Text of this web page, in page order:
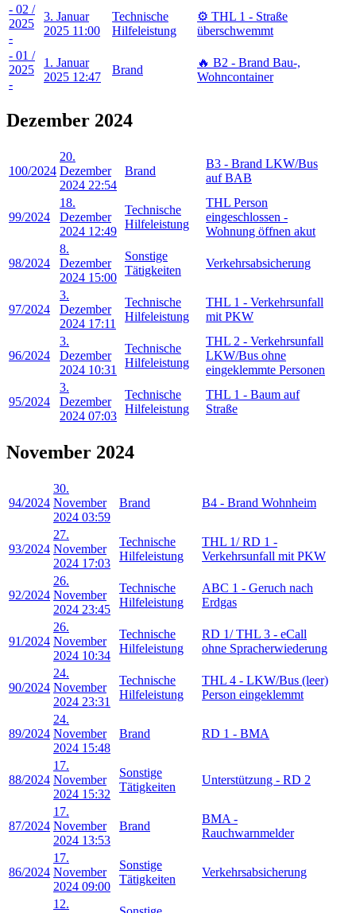
- 02 /
2025
-
3. Januar
2025 11:00
Technische
Hilfeleistung
⚙️ THL 1 - Straße
überschwemmt
- 01 /
2025
-
1. Januar
2025 12:47
Brand
🔥 B2 - Brand Bau-,
Wohncontainer
Dezember 2024
100/2024
20.
Dezember
2024 22:54
Brand
B3 - Brand LKW/Bus
auf BAB
99/2024
18.
Dezember
2024 12:49
Technische
Hilfeleistung
THL Person
eingeschlossen -
Wohnung öffnen akut
98/2024
8.
Dezember
2024 15:00
Sonstige
Tätigkeiten
Verkehrsabsicherung
97/2024
3.
Dezember
2024 17:11
Technische
Hilfeleistung
THL 1 - Verkehrsunfall
mit PKW
96/2024
3.
Dezember
2024 10:31
Technische
Hilfeleistung
THL 2 - Verkehrsunfall
LKW/Bus ohne
eingeklemmte Personen
95/2024
3.
Dezember
2024 07:03
Technische
Hilfeleistung
THL 1 - Baum auf
Straße
November 2024
94/2024
30.
November
2024 03:59
Brand B4 - Brand Wohnheim
93/2024
27.
November
2024 17:03
Technische
Hilfeleistung
THL 1/ RD 1 -
Verkehrsunfall mit PKW
92/2024
26.
November
2024 23:45
Technische
Hilfeleistung
ABC 1 - Geruch nach
Erdgas
91/2024
26.
November
2024 10:34
Technische
Hilfeleistung
RD 1/ THL 3 - eCall
ohne Spracherwiederung
90/2024
24.
November
2024 23:31
Technische
Hilfeleistung
THL 4 - LKW/Bus (leer)
Person eingeklemmt
89/2024
24.
November
2024 15:48
Brand RD 1 - BMA
88/2024
17.
November
2024 15:32
Sonstige
Tätigkeiten
Unterstützung - RD 2
87/2024
17.
November
2024 13:53
Brand
BMA -
Rauchwarnmelder
86/2024
17.
November
2024 09:00
Sonstige
Tätigkeiten
Verkehrsabsicherung
12.